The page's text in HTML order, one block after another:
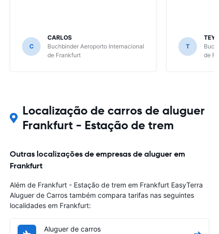
C
CARLOS
Buchbinder Aeroporto Internacional
de Frankfurt
T
de
Localização de carros de aluguer
Frankfurt - Estação de trem
Outras localizações de empresas de aluguer em
Frankfurt
Além de Frankfurt - Estação de trem em Frankfurt EasyTerra
Aluguer de Carros também compara tarifas nas seguintes
localidades em Frankfurt:
Aluguer de carros